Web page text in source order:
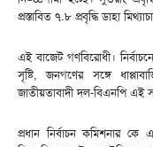
প্রস্তাবিত ৭.৮ প্রবৃদ্ধি ডাহা
এই বাজেট গণবিরোধী।
সৃষ্টি, জনগণের সঙ্গে
জাতীয়তাবাদী দল-বিএনপি এই
প্রধান নির্বাচন কমিশনার